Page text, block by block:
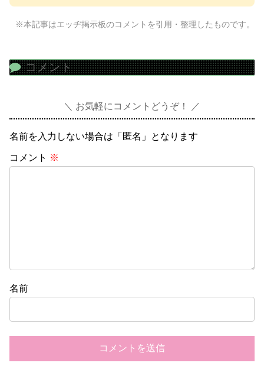
※本記事はエッヂ掲示板のコメントを引用・整理したものです。
コメント
お気軽にコメントどうぞ！
名前を入力しない場合は「匿名」となります
コメント ※
名前